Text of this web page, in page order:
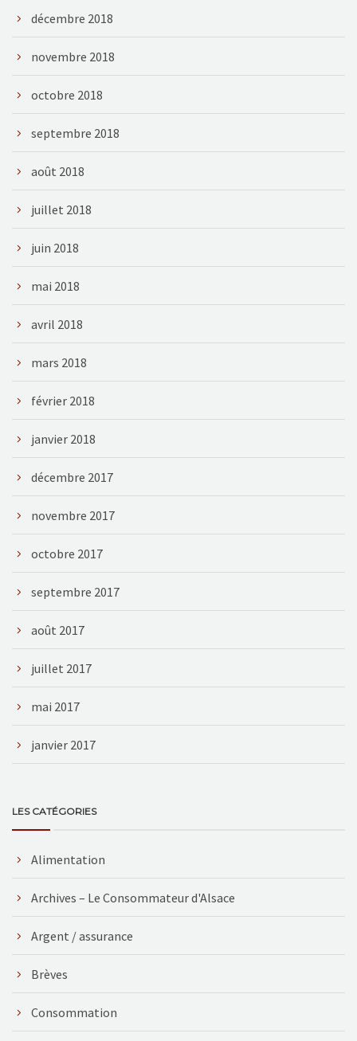
décembre 2018
novembre 2018
octobre 2018
septembre 2018
août 2018
juillet 2018
juin 2018
mai 2018
avril 2018
mars 2018
février 2018
janvier 2018
décembre 2017
novembre 2017
octobre 2017
septembre 2017
août 2017
juillet 2017
mai 2017
janvier 2017
LES CATÉGORIES
Alimentation
Archives – Le Consommateur d'Alsace
Argent / assurance
Brèves
Consommation